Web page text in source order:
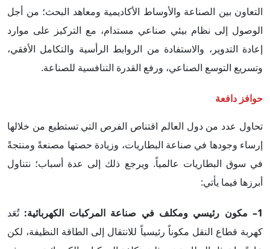
التعاون بين الصناعة والأوساط الأكاديمية ومعاهد البحث؛ من أجل
الوصول إلى نظام بيئي صناعي مستدام، مع التركيز على موارد
إعادة التدوير، والاستفادة من الروابط الرأسية والتكامل الأفقي،
وتسريع التوسع الصناعي، ورفع القدرة التنافسية للصناعة.
حوافز دافعة
تحاول عدد من دول العالم اقتناص الفرص التي تستطيع من خلالها
إرساء وجودها في صناعة البطاريات، وزيادة حصتها مصنعةً ومنتجةً
في سوق البطاريات عالمياً. ويرجع ذلك إلى عدة أسباب؛ نتناول
أبرزها فيما يأتي:
1– مكون رئيسي ومكلف في صناعة المركبات الكهربائية:
تُعَد
كهربة قطاع النقل مكوناً رئيسياً للانتقال إلى الطاقة النظيفة، لكن